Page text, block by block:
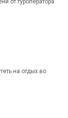
от туроператора
на отдых во